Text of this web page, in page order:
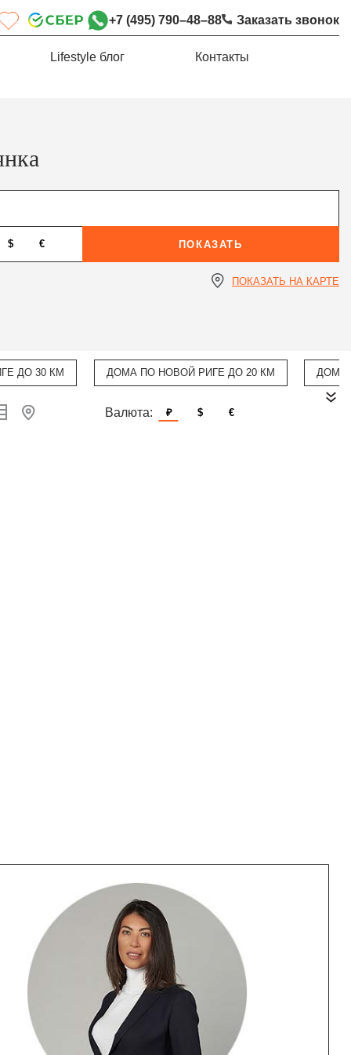
+7 (495) 790–48–88 Заказать звонок
Lifestyle блог Контакты
$ € ПОКАЗАТЬ
ПОКАЗАТЬ НА КАРТЕ
ДО 30 КМ ДОМА ПО НОВОЙ РИГЕ ДО 20 КМ ДОМА
Валюта: ₽ $ €